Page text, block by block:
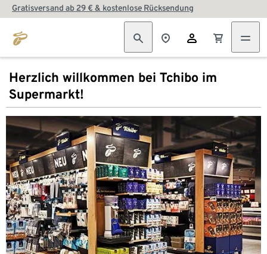
Gratisversand ab 29 € & kostenlose Rücksendung
Herzlich willkommen bei Tchibo im
Supermarkt!